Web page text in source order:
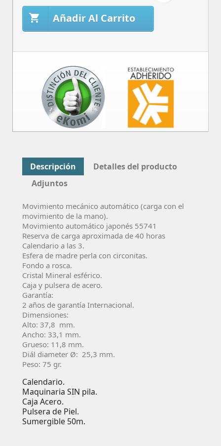
 Añadir Al Carrito
Descripción
Detalles del producto
Adjuntos
Movimiento mecánico automático (carga con el
movimiento de la mano).
Movimiento automático japonés 55741
Reserva de carga aproximada de 40 horas
Calendario a las 3.
Esfera de madre perla con circonitas.
Fondo a rosca.
Cristal Mineral esférico.
Caja y pulsera de acero.
Garantía:
2 años de garantía Internacional.
Dimensiones:
Alto: 37,8 mm.
Ancho: 33,1 mm.
Grueso: 11,8 mm.
Diál diameter Ø: 25,3 mm.
Peso: 75 gr.
Calendario.
Maquinaria SIN pila.
Caja Acero.
Pulsera de Piel.
Sumergible 50m.